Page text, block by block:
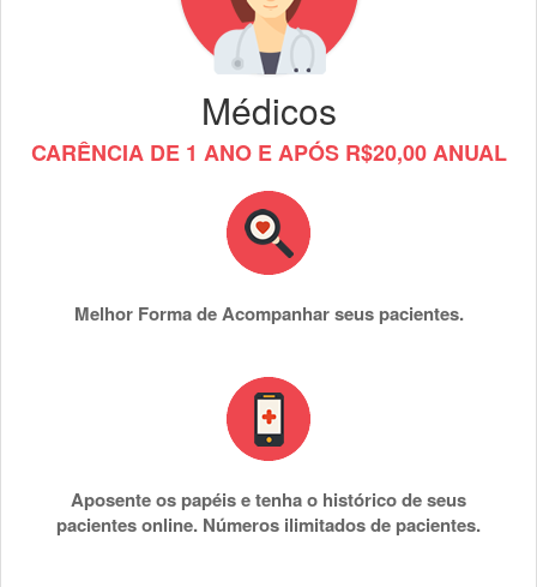
Médicos
CARÊNCIA DE 1 ANO E APÓS R$20,00 ANUAL
Melhor Forma de Acompanhar seus pacientes.
Aposente os papéis e tenha o histórico de seus
pacientes online. Números ilimitados de pacientes.